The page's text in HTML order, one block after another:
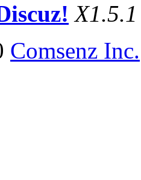
X1.5.1
Comsenz Inc.